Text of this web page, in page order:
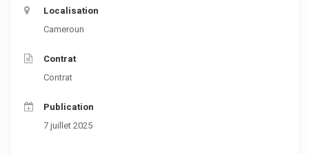
Localisation
Cameroun
Contrat
Contrat
Publication
7 juillet 2025